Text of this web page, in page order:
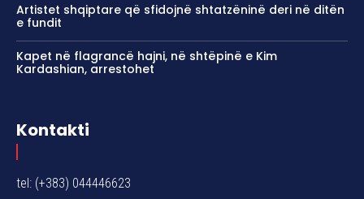
Artistet shqiptare që sfidojnë shtatzëninë deri në ditën
e fundit
Kapet në flagrancë hajni, në shtëpinë e Kim
Kardashian, arrestohet
Kontakti
tel: (+383) 044446623